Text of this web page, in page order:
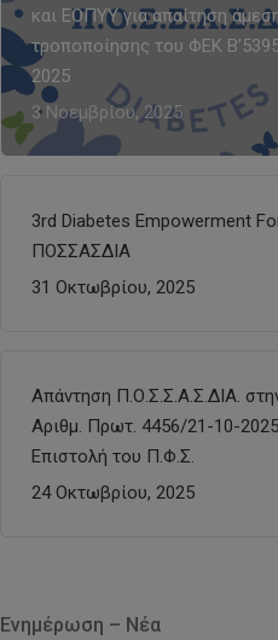
και ΕΟΠΥΥ για απαίτηση
τροποποίησης του ΦΕΚ
2025
3 Νοεμβρίου, 2025
3rd Diabetes Empowerment
ΠΟΣΣΑΣΔΙΑ
31 Οκτωβρίου, 2025
Απάντηση Π.Ο.Σ.Σ.Α.Σ.ΔΙΑ.
Αριθμ. Πρωτ. 4456/21-10-2025
Επιστολή του Π.Φ.Σ.
24 Οκτωβρίου, 2025
Ενημέρωση – Νέα